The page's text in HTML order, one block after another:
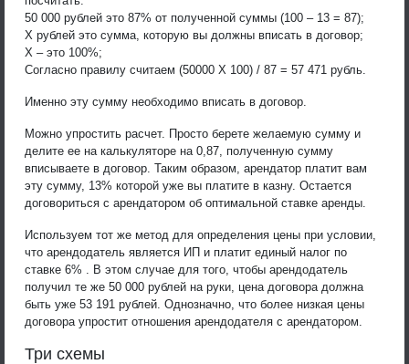
50 000 рублей это 87% от полученной суммы (100 – 13 = 87);
Х рублей это сумма, которую вы должны вписать в договор;
Х – это 100%;
Согласно правилу считаем (50000 Х 100) / 87 = 57 471 рубль.
Именно эту сумму необходимо вписать в договор.
Можно упростить расчет. Просто берете желаемую сумму и
делите ее на калькуляторе на 0,87, полученную сумму
вписываете в договор. Таким образом, арендатор платит вам
эту сумму, 13% которой уже вы платите в казну. Остается
договориться с арендатором об оптимальной ставке аренды.
Используем тот же метод для определения цены при условии,
что арендодатель является ИП и платит единый налог по
ставке 6% . В этом случае для того, чтобы арендодатель
получил те же 50 000 рублей на руки, цена договора должна
быть уже 53 191 рублей. Однозначно, что более низкая цены
договора упростит отношения арендодателя с арендатором.
Три схемы